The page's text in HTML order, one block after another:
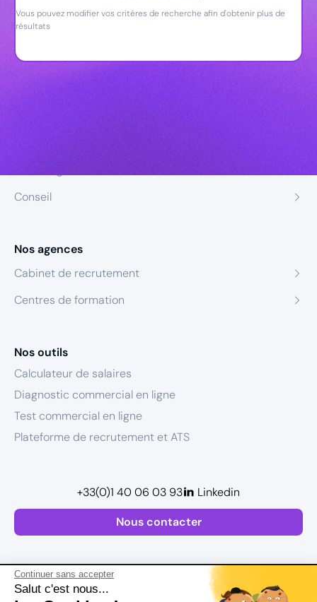
Continuer sans accepter
Salut c'est nous...
Vous pouvez modifier vos critères de recherche afin d'obtenir plus de
résultats
Conseil
Nos agences
Cabinet de recrutement
Centres de formation
Nos outils
Calculateur de salaires
Diagnostic commercial en ligne
Test commercial en ligne
Plateforme de recrutement et ATS
Nous contacter
+33(0)1 40 06 03 93 Linkedin